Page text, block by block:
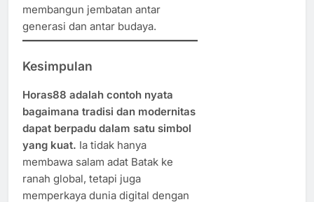
membangun jembatan antar
generasi dan antar budaya.
Kesimpulan
Horas88 adalah contoh nyata
bagaimana tradisi dan modernitas
dapat berpadu dalam satu simbol
yang kuat. Ia tidak hanya
membawa salam adat Batak ke
ranah global, tetapi juga
memperkaya dunia digital dengan